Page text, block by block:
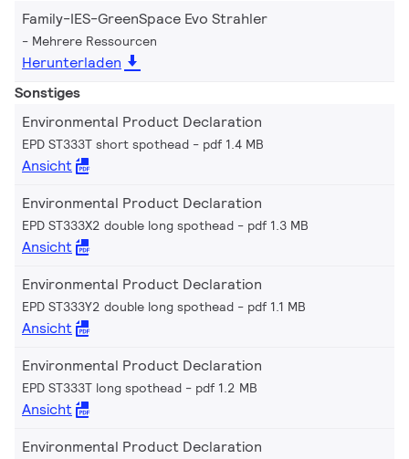
Family-IES-GreenSpace Evo Strahler
Mehrere Ressourcen
Herunterladen
Sonstiges
Environmental Product Declaration
EPD ST333T short spothead pdf 1.4 MB
Ansicht
Environmental Product Declaration
EPD ST333X2 double long spothead pdf 1.3 MB
Ansicht
Environmental Product Declaration
EPD ST333Y2 double long spothead pdf 1.1 MB
Ansicht
Environmental Product Declaration
EPD ST333T long spothead pdf 1.2 MB
Ansicht
Environmental Product Declaration